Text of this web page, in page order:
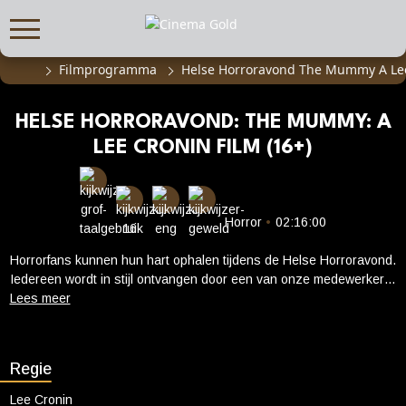
FILMPROGRAMMA
Aanmelden filmprogramma
Kinderfeestjes
Privébioscoop of zaalhuur
ABONNEMENT
Alle informatie
Abonnement afsluiten
CADEAUTIPS
Cadeaukaart kopen
Filmprogramma Helse Horroravond The Mummy A
HELSE HORRORAVOND: THE MUMMY: A
LEE CRONIN FILM (16+)
Horror • 02:16:00
Horrorfans kunnen hun hart ophalen tijdens de Helse Horroravond.
Iedereen wordt in stijl ontvangen door een van onze medewerkers
met een angstaanjagend drankje. Tijdens de film gaan we rond met
hervertelling op een van de meest legendarische horrorverhalen
aller tijden: The Mummy: A Lee Cronin Film. De jonge dochter van
Regie
Lee Cronin